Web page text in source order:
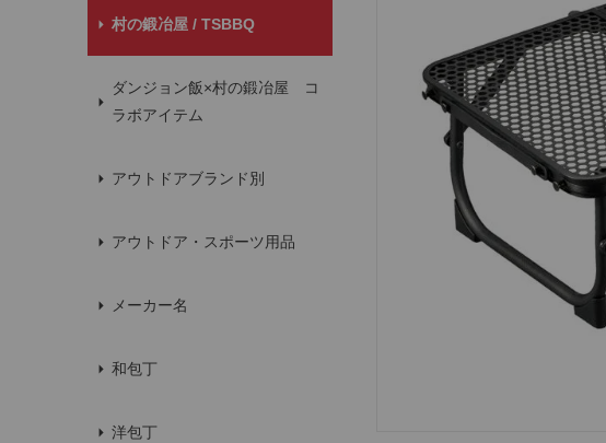
村の鍛冶屋 / TSBBQ
ダンジョン飯×村の鍛冶屋 コ
ラボアイテム
アウトドアブランド別
アウトドア・スポーツ用品
メーカー名
和包丁
洋包丁